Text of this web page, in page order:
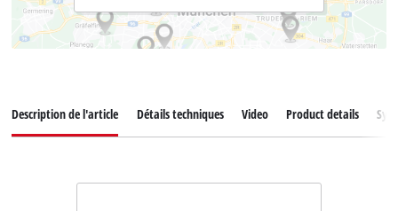
Description de l'article Détails techniques Video Product details